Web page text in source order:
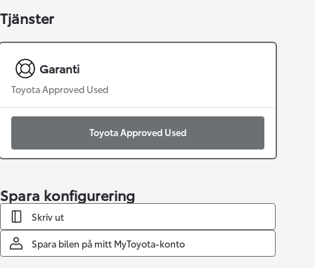
Tjänster
Garanti
Toyota Approved Used
Toyota Approved Used
Spara konfigurering
Skriv ut
Spara bilen på mitt MyToyota-konto